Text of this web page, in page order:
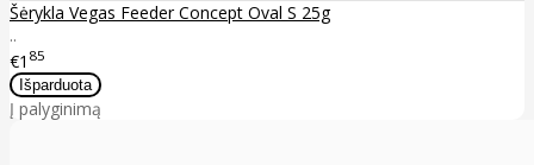
Šėrykla Vegas Feeder Concept Oval S 25g
..
€1 85
Į palyginimą